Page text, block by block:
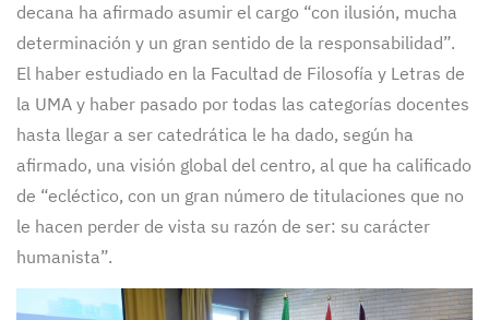
decana ha afirmado asumir el cargo “con ilusión, mucha
determinación y un gran sentido de la responsabilidad”.
El haber estudiado en la Facultad de Filosofía y Letras de
la UMA y haber pasado por todas las categorías docentes
hasta llegar a ser catedrática le ha dado, según ha
afirmado, una visión global del centro, al que ha calificado
de “ecléctico, con un gran número de titulaciones que no
le hacen perder de vista su razón de ser: su carácter
humanista”.